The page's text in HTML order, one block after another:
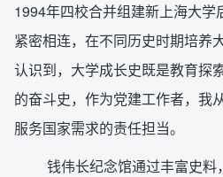
1994年四校合并组建新上海大
紧密相连，在不同历史时期培养
认识到，大学成长史既是教育探
的奋斗史，作为党建工作者，我
服务国家需求的责任担当。
钱伟长纪念馆通过丰富史